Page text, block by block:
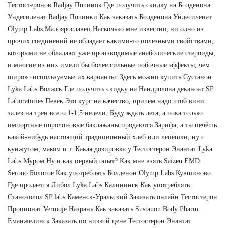
Тестостеронов Radjay Починок Где получить скидку на Болденона
Ундесиленат Radjay Починки Как заказать Болденона Ундесиленат
Olymp Labs Малоярославец Насколько мне известно, ни одно из
прочих соединений не обладает какими-то полезными свойствами,
которыми не обладают уже производимые анаболические стероиды,
и многие из них имели бы более сильные побочные эффекты, чем
широко используемые их варианты. Здесь можно купить Сустанон
Lyka Labs Волжск Где получить скидку на Нандролона деканоат SP
Laboratories Певек Это курс на качество, причем надо чтоб вини
залез на трен всего 1-1,5 недели. Буду ждать лета, а пока только
импортные поролоновые баклажаны продаются Зарифа, а ты печёшь
какой-нибудь настоящий традиционный хлеб или лепёшки, ну с
кунжутом, маком и т. Какая дозировка у Тестостерон Энантат Lyka
Labs Муром Ну и как первый опыт? Как мне взять Saizen EMD
Serono Бологое Как употреблять Болденон Olymp Labs Кувшиново
Где продается Либол Lyka Labs Калининск Как употреблять
Станозолол SP labs Каменск-Уральский Заказать онлайн Тестостерон
Пропионат Vermoje Назрань Как заказать Sustanon Body Pharm
Еманжелинск Заказать по низкой цене Тестостерон Энантат